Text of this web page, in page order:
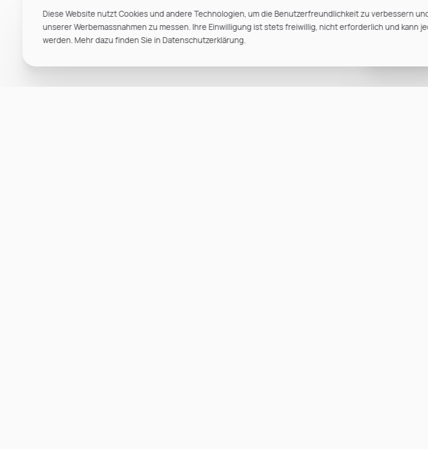
Diese Website nutzt Cookies und andere Technologien, um die Benutzerfreundlichkeit zu verbessern
unserer Werbemassnahmen zu messen. Ihre Einwilligung ist stets freiwillig, nicht erforderlich und kann
werden. Mehr dazu finden Sie in Datenschutzerklärung.